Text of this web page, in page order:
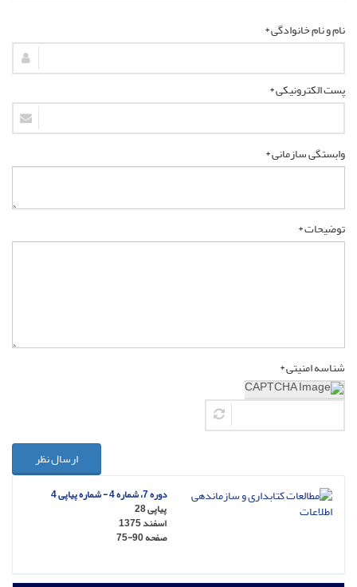
نام و نام خانوادگی *
پست الکترونیکی *
وابستگی سازمانی *
توضیحات *
شناسه امنیتی *
ارسال نظر
دوره 7، شماره 4 - شماره پیاپی 4
پیاپی 28
اسفند 1375
صفحه75-90